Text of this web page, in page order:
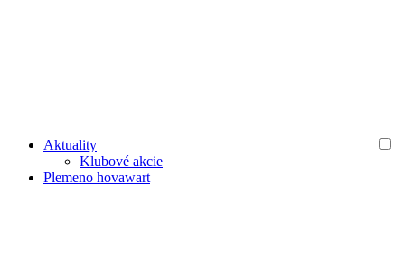
Aktuality
Klubové akcie
Plemeno hovawart